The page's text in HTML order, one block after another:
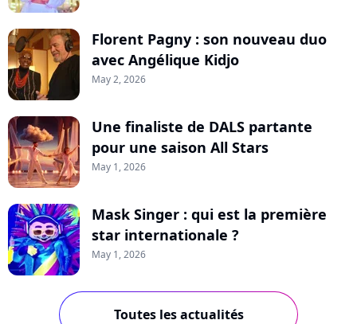
Florent Pagny : son nouveau duo
avec Angélique Kidjo
May 2, 2026
Une finaliste de DALS partante
pour une saison All Stars
May 1, 2026
Mask Singer : qui est la première
star internationale ?
May 1, 2026
Toutes les actualités